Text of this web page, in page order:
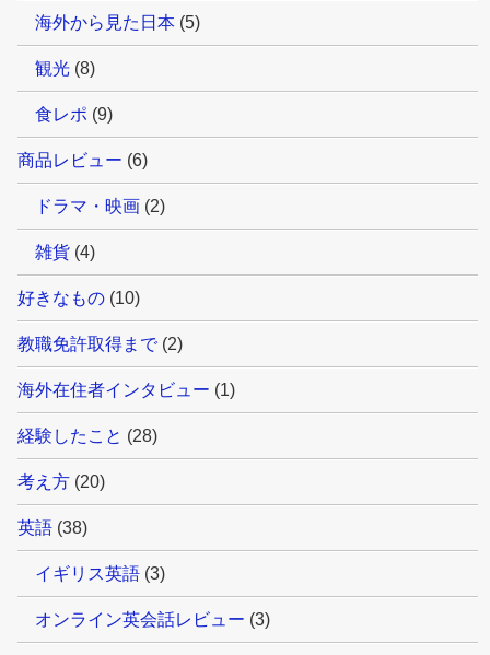
海外から見た日本 (5)
観光 (8)
食レポ (9)
商品レビュー (6)
ドラマ・映画 (2)
雑貨 (4)
好きなもの (10)
教職免許取得まで(2)
海外在住者インタビュー (1)
経験したこと (28)
考え方 (20)
英語 (38)
イギリス英語 (3)
オンライン英会話レビュー (3)